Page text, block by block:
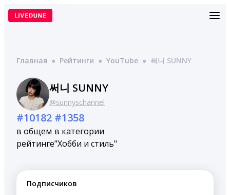
Перейти
Главная ● Рейтинги ● YouTube ● 써니 SUNNY
써니 SUNNY
@sunnyschannel
#10182
в общем
рейтинге
#1358
в категории
"Хобби и стиль"
Подписчиков